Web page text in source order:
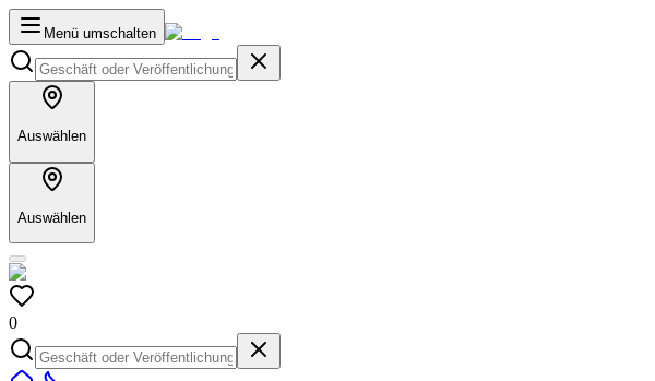
Menü umschalten
Auswählen
Auswählen
0